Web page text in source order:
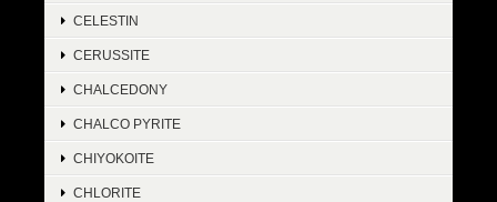
CELESTIN
CERUSSITE
CHALCEDONY
CHALCO PYRITE
CHIYOKOITE
CHLORITE